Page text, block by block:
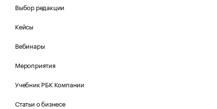
Выбор редакции
Кейсы
Вебинары
Мероприятия
Учебник РБК Компании
Статьи о бизнесе